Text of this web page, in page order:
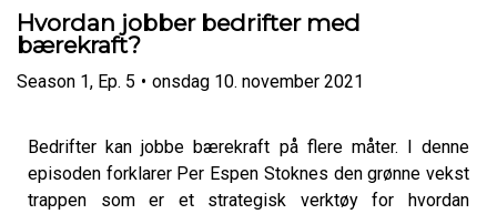
Hvordan jobber bedrifter med
bærekraft?
Season 1, Ep. 5 • onsdag 10. november 2021
Bedrifter kan jobbe bærekraft på flere måter. I denne
episoden forklarer Per Espen Stoknes den grønne vekst
trappen som er et strategisk verktøy for hvordan